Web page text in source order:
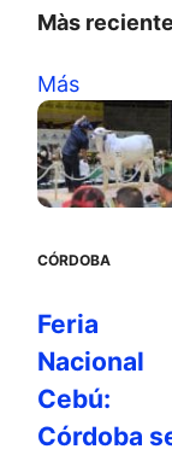
Màs
Más
CÓRDOBA
Feria
Nacional
Cebú:
Córdoba